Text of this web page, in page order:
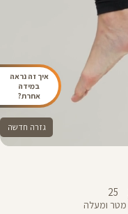
25
איך זה נראה
במידה
אחרת?
גזרה חדשה